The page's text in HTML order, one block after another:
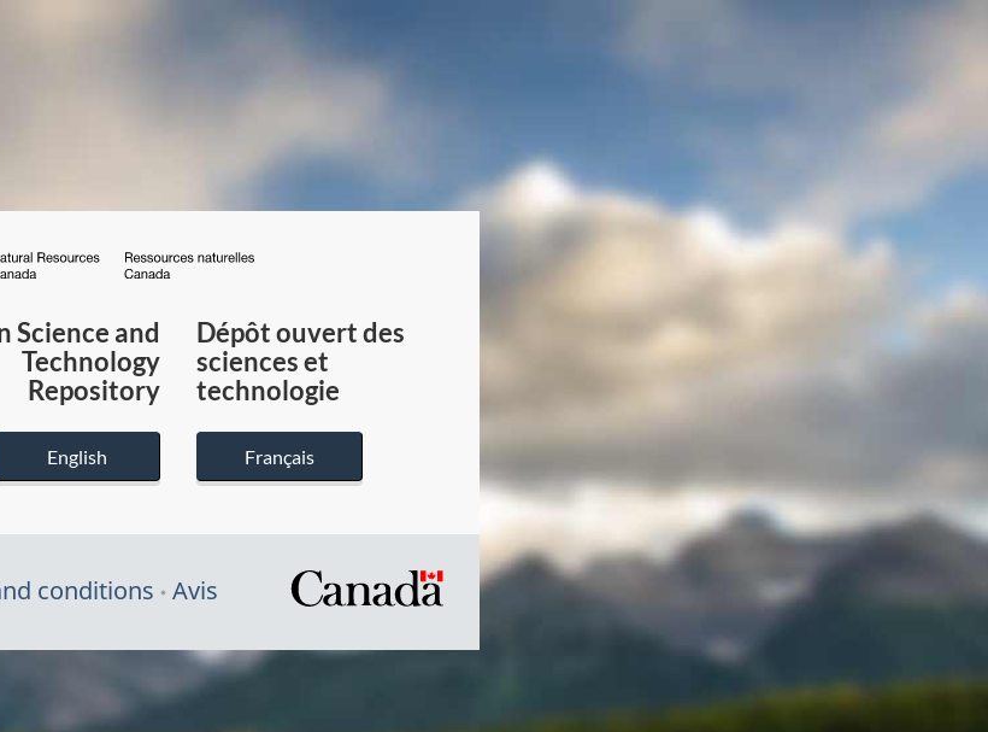
du
Canada
Science and
Technology
Repository
English
Dépôt ouvert des
sciences et
technologie
Français
conditions Avis
/
gouvernement